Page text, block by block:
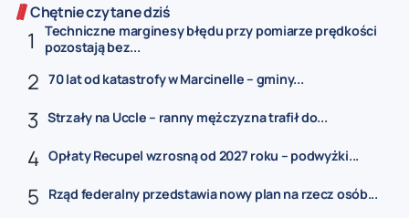
Chętnie czytane dziś
Techniczne marginesy błędu przy pomiarze prędkości
pozostają bez...
70 lat od katastrofy w Marcinelle – gminy...
Strzały na Uccle – ranny mężczyzna trafił do...
Opłaty Recupel wzrosną od 2027 roku – podwyżki...
Rząd federalny przedstawia nowy plan na rzecz osób...